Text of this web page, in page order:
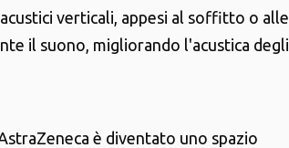
verticali, appesi al soffitto o alle
il suono, migliorando l'acustica degli
è diventato uno spazio